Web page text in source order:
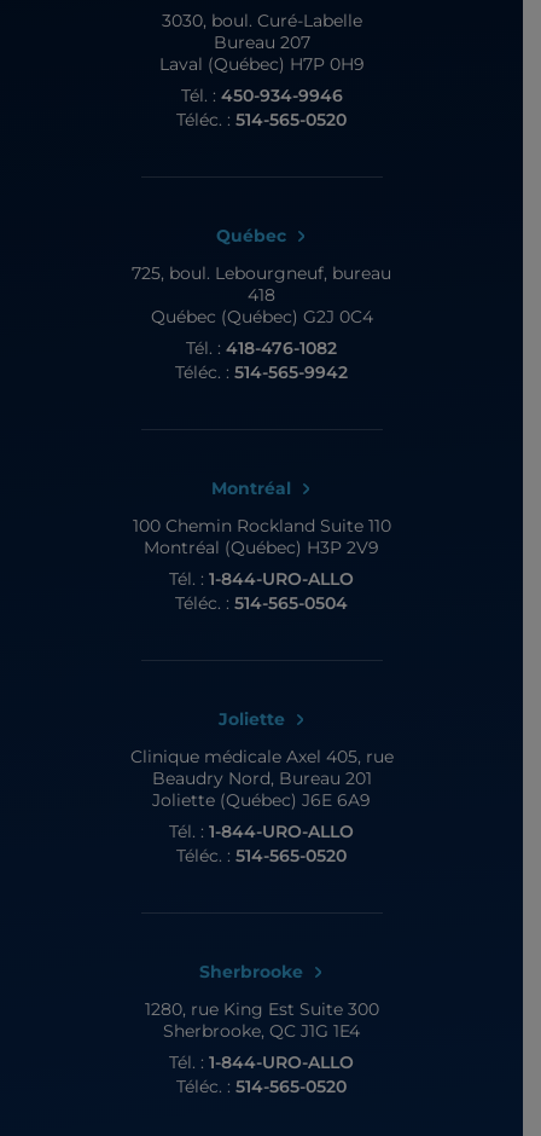
3030, boul. Curé-Labelle
Bureau 207
Laval (Québec) H7P 0H9
Tél. : 450-934-9946
Téléc. : 514-565-0520
Québec
725, boul. Lebourgneuf, bureau
418
Québec (Québec) G2J 0C4
Tél. : 418-476-1082
Téléc. : 514-565-9942
Montréal
100 Chemin Rockland Suite 110
Montréal (Québec) H3P 2V9
Tél. : 1-844-URO-ALLO
Téléc. : 514-565-0504
Joliette
Clinique médicale Axel 405, rue
Beaudry Nord, Bureau 201
Joliette (Québec) J6E 6A9
Tél. : 1-844-URO-ALLO
Téléc. : 514-565-0520
Sherbrooke
1280, rue King Est Suite 300
Sherbrooke, QC J1G 1E4
Tél. : 1-844-URO-ALLO
Téléc. : 514-565-0520